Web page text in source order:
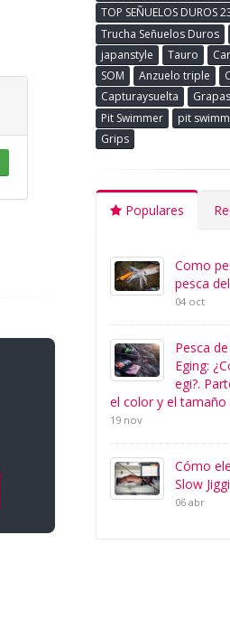
TOP SEÑUELOS DUROS
Trucha Señuelos Duros
japanstyle
Tauro
SOM
Anzuelo triple
Capturaysuelta
Grapas
Pit Swimmer
pit
Grips
Populares
Como
pesca
04 oct
Pesca
Eging:
egi?.
el color y el tamaño
19 nov
Cómo
Slow
06 abr